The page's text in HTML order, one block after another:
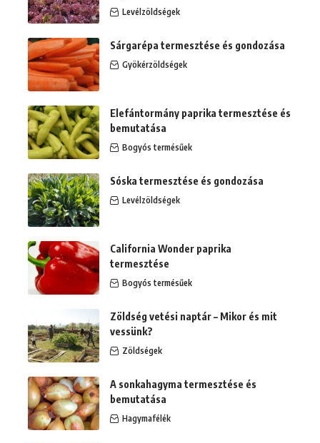
Levélzöldségek
Sárgarépa termesztése és gondozása
Gyökérzöldségek
Elefántormány paprika termesztése és
bemutatása
Bogyós termésűek
Sóska termesztése és gondozása
Levélzöldségek
California Wonder paprika
termesztése
Bogyós termésűek
Zöldség vetési naptár – Mikor és mit
vessünk?
Zöldségek
A sonkahagyma termesztése és
bemutatása
Hagymafélék